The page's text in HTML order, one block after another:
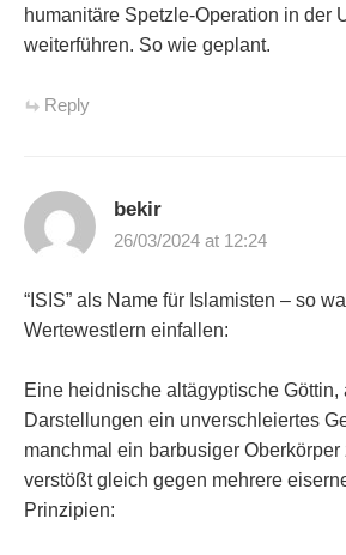
humanitäre Spetzle-Operation in der
weiterführen. So wie geplant.
Reply
bekir
26/03/2024 at 12:24
“ISIS” als Name für Islamisten – so
Wertewestlern einfallen:
Eine heidnische altägyptische
Darstellungen ein unverschleiertes
manchmal ein barbusiger Oberkörper
verstößt gleich gegen mehrere
Prinzipien: